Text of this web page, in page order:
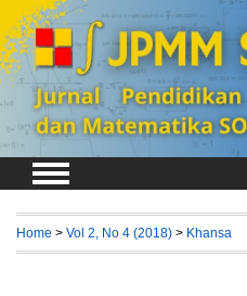
Home > Vol 2, No 4 (2018) > Khansa